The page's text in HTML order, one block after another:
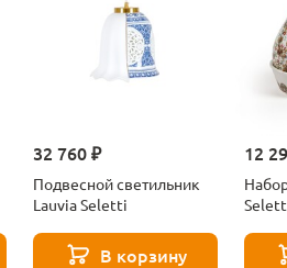
32 760 ₽
Подвесной светильник
Lauvia Seletti
В корзину
12